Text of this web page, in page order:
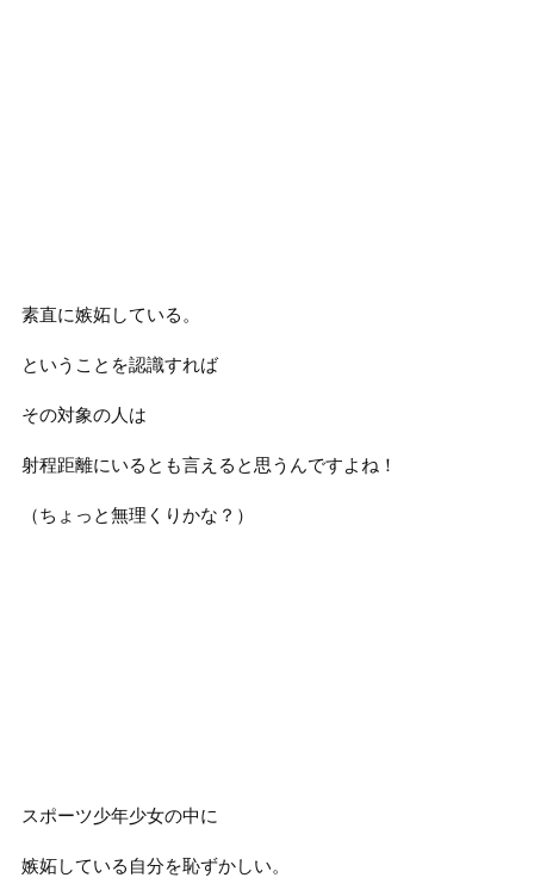
素直に嫉妬している。
ということを認識すれば
その対象の人は
射程距離にいるとも言えると思うんですよね！
（ちょっと無理くりかな？）
スポーツ少年少女の中に
嫉妬している自分を恥ずかしい。